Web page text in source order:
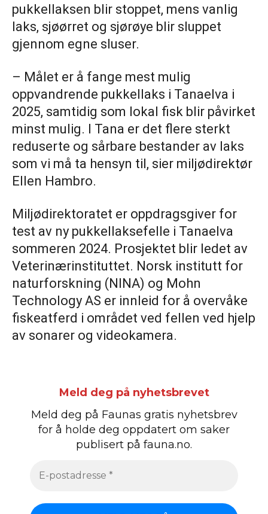
pukkellaksen blir stoppet, mens vanlig
laks, sjøørret og sjørøye blir sluppet
gjennom egne sluser.
– Målet er å fange mest mulig
oppvandrende pukkellaks i Tanaelva i
2025, samtidig som lokal fisk blir påvirket
minst mulig. I Tana er det flere sterkt
reduserte og sårbare bestander av laks
som vi må ta hensyn til, sier miljødirektør
Ellen Hambro.
Miljødirektoratet er oppdragsgiver for
test av ny pukkellaksefelle i Tanaelva
sommeren 2024. Prosjektet blir ledet av
Veterinærinstituttet. Norsk institutt for
naturforskning (NINA) og Mohn
Technology AS er innleid for å overvåke
fiskeatferd i området ved fellen ved hjelp
av sonarer og videokamera.
Meld deg på nyhetsbrevet
Meld deg på Faunas gratis nyhetsbrev
for å holde deg oppdatert om saker
publisert på fauna.no.